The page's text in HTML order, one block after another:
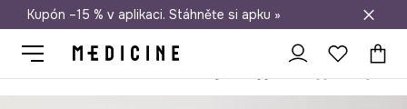
Doprava zdarma při nákupu nad 1 200 Kč
Kupón –15 % v aplikaci. Stáhněte si apku »